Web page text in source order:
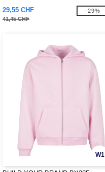
29,55 CHF
41,45 CHF
-29%
W1